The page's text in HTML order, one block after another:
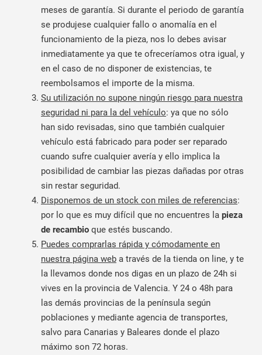
meses de garantía. Si durante el periodo de garantía
se produjese cualquier fallo o anomalía en el
funcionamiento de la pieza, nos lo debes avisar
inmediatamente ya que te ofreceríamos otra igual, y
en el caso de no disponer de existencias, te
reembolsamos el importe de la misma.
Su utilización no supone ningún riesgo para nuestra
seguridad ni para la del vehículo: ya que no sólo
han sido revisadas, sino que también cualquier
vehículo está fabricado para poder ser reparado
cuando sufre cualquier avería y ello implica la
posibilidad de cambiar las piezas dañadas por otras
sin restar seguridad.
Disponemos de un stock con miles de referencias:
por lo que es muy difícil que no encuentres la pieza
de recambio que estés buscando.
Puedes comprarlas rápida y cómodamente en
nuestra página web a través de la tienda on line, y te
la llevamos donde nos digas en un plazo de 24h si
vives en la provincia de Valencia. Y 24 o 48h para
las demás provincias de la península según
poblaciones y mediante agencia de transportes,
salvo para Canarias y Baleares donde el plazo
máximo son 72 horas.